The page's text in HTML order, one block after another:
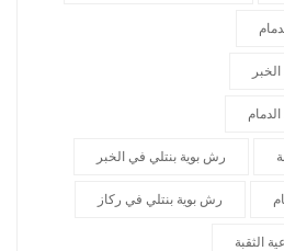
رش بوية بنتلي في الخبر
رش بوية بنتلي في ركاز
الثقبة